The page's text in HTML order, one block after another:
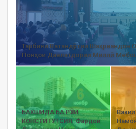
Тарбияи Ватандӯстии Шаҳрвандон
Пояҳои Давлатдории Миллӣ
БАХШИДА БА РӮЗИ
КОНСТИТУТСИЯ. Фардои